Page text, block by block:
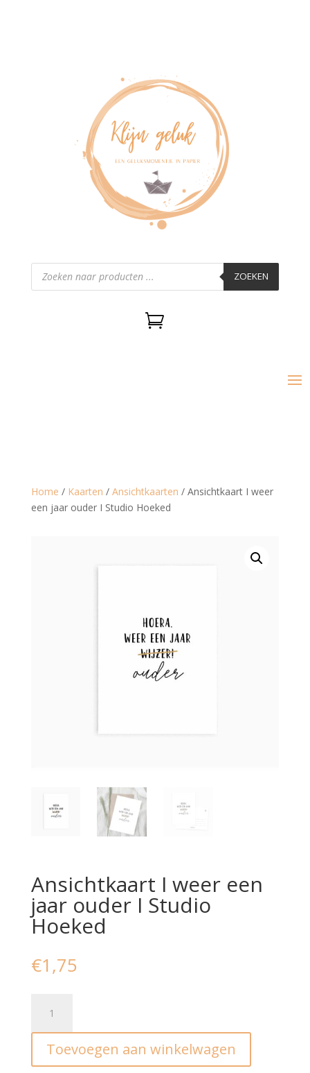
Producten
zoeken ZOEKEN

Home / Kaarten / Ansichtkaarten / Ansichtkaart I weer
een jaar ouder I Studio Hoeked
Ansichtkaart I weer een
jaar ouder I Studio
Hoeked
€1,75
weer
jaar
Toevoegen aan winkelwagen